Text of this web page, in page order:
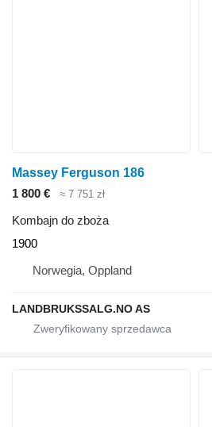
Massey Ferguson 186
1 800 €
≈ 7 751 zł
Kombajn do zboża
1900
Norwegia, Oppland
LANDBRUKSSALG.NO AS